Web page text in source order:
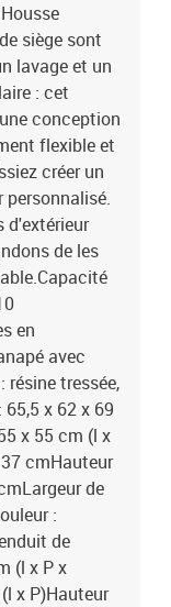
siège sont
lavage et un
: cet
conception
flexible et
créer un
personnalisé.
d'extérieur
de les
en
avec
résine tressée,
x 62 x 69
x 55 cm (l x
cmHauteur
de
:
de
(l x P x
x P)Hauteur